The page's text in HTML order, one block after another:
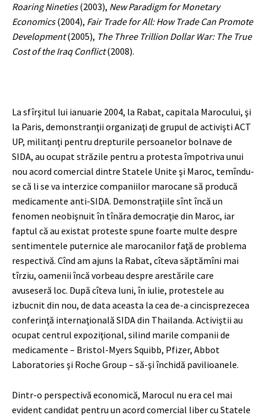
Roaring Nineties(2003), New Paradigm for Monetary
Economics(2004), Fair Trade for All: How Trade Can Promote
Development(2005), The Three Trillion Dollar War: The True
Cost of the Iraq Conflict(2008).
La sfîrşitul lui ianuarie 2004, la Rabat, capitala Marocului, şi
la Paris, demonstranţii organizaţi de grupul de activişti ACT
UP, militanţi pentru drepturile persoanelor bolnave de
SIDA, au ocupat străzile pentru a protesta împotriva unui
nou acord comercial dintre Statele Unite şi Maroc, temîndu-
se că li se va interzice companiilor marocane să producă
medicamente anti-SIDA. Demonstraţiile sînt încă un
fenomen neobişnuit în tînăra democraţie din Maroc, iar
faptul că au existat proteste spune foarte multe despre
sentimentele puternice ale marocanilor faţă de problema
respectivă. Cînd am ajuns la Rabat, cîteva săptămîni mai
tîrziu, oamenii încă vorbeau despre arestările care
avuseseră loc. După cîteva luni, în iulie, protestele au
izbucnit din nou, de data aceasta la cea de-a cincisprezecea
conferinţă internaţională SIDA din Thailanda. Activiştii au
ocupat centrul expoziţional, silind marile companii de
medicamente – Bristol-Myers Squibb, Pfizer, Abbot
Laboratories şi Roche Group – să-şi închidă pavilioanele.
Dintr-o perspectivă economică, Marocul nu era cel mai
evident candidat pentru un acord comercial liber cu Statele